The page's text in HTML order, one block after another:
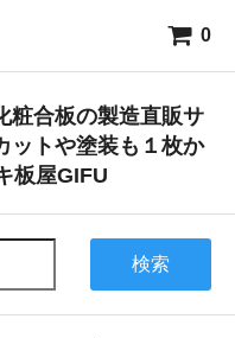
0
粧合板の製造直販サ
ットや塗装も１枚か
板屋GIFU
検索